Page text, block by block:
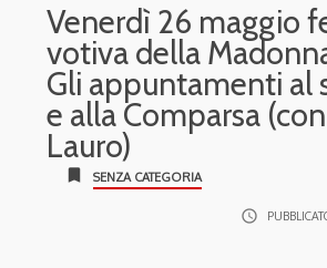
Venerdì 26 maggio
votiva della
Gli appuntamenti al
e alla Comparsa
Lauro)
bookmark SENZA CATEGORIA
access_time